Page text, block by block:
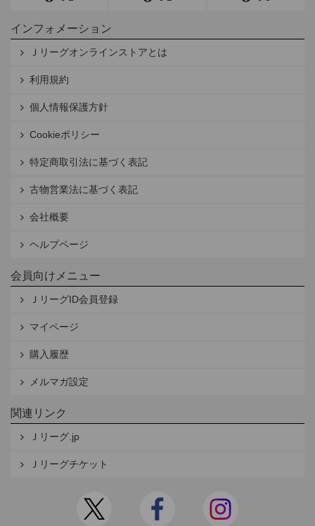
インフォメーション
Ｊリーグオンラインストアとは
利用規約
個人情報保護方針
Cookieポリシー
特定商取引法に基づく表記
古物営業法に基づく表記
会社概要
ヘルプページ
会員向けメニュー
ＪリーグID会員登録
マイページ
購入履歴
メルマガ設定
関連リンク
Ｊリーグ.jp
Ｊリーグチケット